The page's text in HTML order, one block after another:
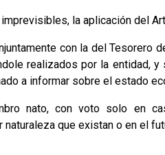
la aplicación del
con la del
realizados por la entidad,
a informar sobre el estado
nato, con voto solo en
que existan o en el